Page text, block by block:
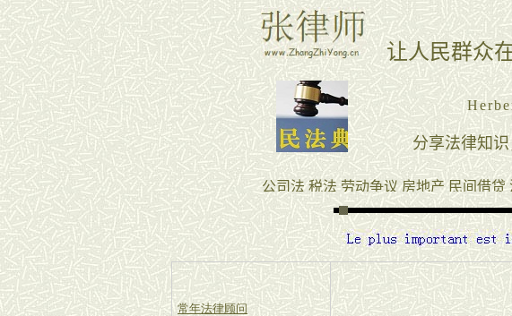
常年法律顾问